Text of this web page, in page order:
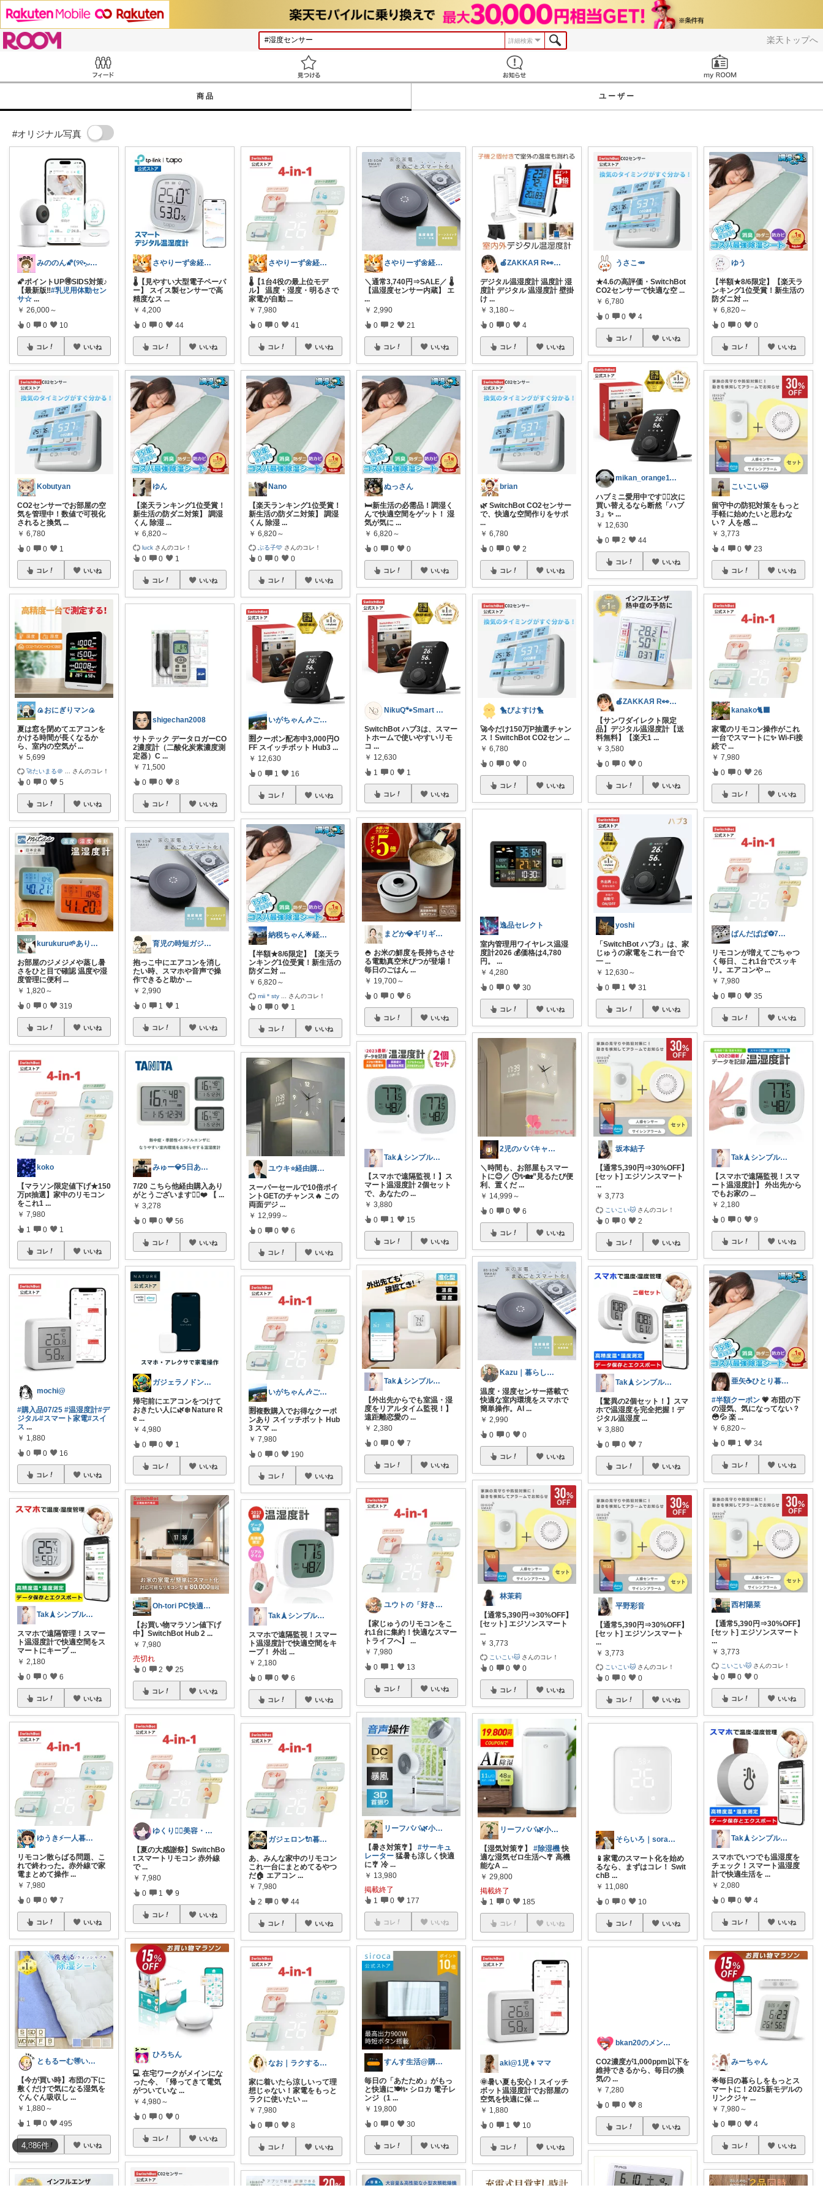
楽天トップへ
詳細検索
商品 ユーザー
#オリジナル写真
4,886件
みののん🌠(୨୧•͈ᴗ•͈)感謝♡
🌠ポイントUP🉐SIDS対策♪
【最新版‼︎#乳児用体動セン
サ☆ ...
￥ 26,000～
0 0 10
コレ いいね
Kobutyan
CO2センサーでお部屋の空
気を管理中！数値で可視化
されると換気 ...
￥ 6,780
0 0 1
コレ いいね
🍙おにぎりマン🍙
夏は窓を閉めてエアコンを
かける時間が長くなるか
ら、室内の空気が ...
￥ 5,699
🚀たいまる＠ さんのコレ！
0 0 5
コレ いいね
kurukuru🌱ありがとうございます
お部屋のジメジメや蒸し暑
さをひと目で確認 温度や湿
度管理に便利 ...
￥ 1,820～
0 0 319
コレ いいね
koko
【マラソン限定値下げ★150
万pt抽選】家中のリモコン
をこれ1 ...
￥ 7,980
1 0 1
コレ いいね
mochi@
#購入品07/25 #温湿度計#デ
ジタル#スマート家電#スイ
ス ...
￥ 1,880
0 0 16
コレ いいね
Tak🗼シンプルで健康的な暮らし
スマホで遠隔管理！スマー
ト温湿度計で快適空間をス
マートにキープ ...
￥ 2,180
0 0 6
コレ いいね
ゆうき⚡一人暮らしのQOL投資
リモコン散らばる問題、こ
れで終わった。赤外線で家
電まとめて操作 ...
￥ 7,980
0 0 7
コレ いいね
ともるーむ🉐いいものみっけ‼️
【今が買い時】布団の下に
敷くだけで気になる湿気を
ぐんぐん吸収し ...
￥ 1,880～
1 0 495
コレ いいね
さやりーず🌼経由購入ありがとう
🌡️【見やすい大型電子ペーパ
ー】 スイス製センサーで高
精度なス ...
￥ 4,200
0 0 44
コレ いいね
ゆん
【楽天ランキング1位受賞！
新生活の防ダニ対策】 調湿
くん 除湿 ...
￥ 6,820～
luck さんのコレ！
0 0 1
コレ いいね
shigechan2008
サトテック データロガーCO
2濃度計（二酸化炭素濃度測
定器）C ...
￥ 71,500
0 0 8
コレ いいね
育児の時短ガジェット
抱っこ中にエアコンを消し
たい時、スマホや音声で操
作できると助か ...
￥ 2,990
0 1 1
コレ いいね
みゅー💎5日ありがとうございます💗
7/20 こちら他経由購入あり
がとうございます🙇‍♀️❤️ 【 ...
￥ 3,278
0 0 56
コレ いいね
ガジェラノドン🦖｜AI・ガジェット
帰宅前にエアコンをつけて
おきたい人に🌿❄️ Nature R
e ...
￥ 4,980
0 0 1
コレ いいね
Oh-tori PC快適空間
【お買い物マラソン値下げ
中】SwitchBot Hub 2...
￥ 7,980
売切れ
0 2 25
コレ いいね
ゆくり🐕‍🦺美容・便利雑貨🤍
【夏の大感謝祭】SwitchBo
t スマートリモコン 赤外線
で ...
￥ 7,980
0 1 9
コレ いいね
ひろちん
💻 在宅ワークがメインにな
った今、「帰ってきて電気
がついていな ...
￥ 4,980～
0 0 0
コレ いいね
さやりーず🌼経由購入ありがとう
🌡️【1台4役の最上位モデ
ル】 温度・湿度・明るさで
家電が自動 ...
￥ 7,980
0 0 41
コレ いいね
Nano
【楽天ランキング1位受賞！
新生活の防ダニ対策】 調湿
くん 除湿 ...
￥ 6,820～
ぶる子🩵 さんのコレ！
0 0 0
コレ いいね
いがちゃん🎶ご購入感謝です🎶
🈹クーポン配布中3,000円O
FF スイッチボット Hub3...
￥ 12,630
0 1 16
コレ いいね
納税ちゃん🌟経由購入★
【半額★8/6限定】【楽天ラ
ンキング1位受賞！新生活の
防ダニ対 ...
￥ 6,820～
mii＊sty さんのコレ！
0 0 1
コレ いいね
ユウキ⭐️経由購入感謝です！
スーパーセールで10倍ポイ
ントGETのチャンス🔥 この
両面デジ ...
￥ 12,999～
0 0 6
コレ いいね
いがちゃん🎶ご購入感謝です🎶
🈹複数購入でお得なクーポ
ンあり スイッチボット Hub
3 スマ ...
￥ 7,980
0 0 190
コレ いいね
Tak🗼シンプルで健康的な暮らし
スマホで遠隔監視！スマー
ト温湿度計で快適空間をキ
ープ！ 外出 ...
￥ 2,180
0 0 6
コレ いいね
ガジェロン🔌暮らし豊かにするガジェット
あ、みんな家中のリモコン
これ一台にまとめてるやつ
だ🏠 エアコン ...
￥ 7,980
2 0 44
コレ いいね
なお｜ラクする暮らしとご褒美
家に着いたら涼しいって理
想じゃない！家電をもっと
ラクに使いたい ...
￥ 7,980
0 0 8
コレ いいね
さやりーず🌼経由購入ありがとう
＼通常3,740円⇒SALE／ 🌡️
【温湿度センサー内蔵】 エ
...
￥ 2,990
0 2 21
コレ いいね
ぬっさん
🛏️新生活の必需品！調湿く
んで快適空間をゲット！ 湿
気が気に ...
￥ 6,820～
0 0 0
コレ いいね
NikuQ🐾Smart Choice
SwitchBot ハブ3は、スマー
トホームで使いやすいリモ
コ ...
￥ 12,630
1 0 1
コレ いいね
まどか💎ギリギリアラサーOL
🍚 お米の鮮度を長持ちさせ
る電動真空米びつが登場！
毎日のごはん ...
￥ 19,700～
0 0 6
コレ いいね
Tak🗼シンプルで健康的な暮らし
【スマホで遠隔監視！】ス
マート温湿度計 2個セット
で、あなたの ...
￥ 3,880
0 1 15
コレ いいね
Tak🗼シンプルで健康的な暮らし
【外出先からでも室温・湿
度をリアルタイム監視！】
遠距離恋愛の ...
￥ 2,380
0 0 7
コレ いいね
ユウトの「好き」をあつめる部屋
【家じゅうのリモコンをこ
れ1台に集約！快適なスマー
トライフへ】
...
￥ 7,980
0 1 13
コレ いいね
リーフパパ🌿小学2年生女の子のパパ
【暑さ対策🎐】#サーキュ
レーター 猛暑も涼しく快適
に🎐 冷 ...
￥ 13,980
掲載終了
1 0 177
コレ いいね
すんす生活@購入感謝🍡
毎日の「あたため」がもっ
と快適に🍽️✨ シロカ 電子レ
ンジ（1 ...
￥ 19,800
0 0 30
コレ いいね
🍎ZAKKAЯ R👀M 経由購入感謝
デジタル温湿度計 温度計 湿
度計 デジタル 温湿度計 壁掛
け...
￥ 3,180～
0 0 4
コレ いいね
brian
🌿 SwitchBot CO2センサー
で、快適な空間作りをサポ
...
￥ 6,780
0 0 2
コレ いいね
🐤ぴよすけ🐤
🚀今だけ150万P抽選チャン
ス！SwitchBot CO2セン ...
￥ 6,780
0 0 0
コレ いいね
逸品セレクト
室内管理用ワイヤレス温湿
度計2026 💰価格は4,780
円。
...
￥ 4,280
0 0 30
コレ いいね
2児のパパキャンパー
＼時間も、お部屋もスマー
トに😊／ 🕒✨🏡”見るたび便
利、置くだ ...
￥ 14,999～
0 0 6
コレ いいね
Kazu｜暮らしを整えるインテリア
温度・湿度センサー搭載で
快適な室内環境をスマホで
簡単操作。Al ...
￥ 2,990
0 0 0
コレ いいね
林茉莉
【通常5,390円⇒30%OFF】
[セット] エジソンスマート
...
￥ 3,773
こいこい🐱 さんのコレ！
0 0 0
コレ いいね
リーフパパ🌿小学2年生女の子のパパ
【湿気対策🎐】#除湿機快
適な湿気ゼロ生活へ🎐 高機
能なA ...
￥ 29,800
掲載終了
1 0 185
コレ いいね
aki@1児👧ママ
🌞暑い夏も安心！スイッチ
ボット温湿度計でお部屋の
空気を快適に保 ...
￥ 1,880
0 1 10
コレ いいね
うさこ🥕
★4.6の高評価・SwitchBot
CO2センサーで快適な空 ...
￥ 6,780
0 0 4
コレ いいね
mikan_orange1113
ハブミニ愛用中です🙋‍♀️次に
買い替えるなら断然「ハブ
3」✨...
￥ 12,630
0 2 44
コレ いいね
🍎ZAKKAЯ R👀M 経由購入感謝
【サンワダイレクト限定
品】デジタル温湿度計【送
料無料】【楽天1 ...
￥ 3,580
0 0 0
コレ いいね
yoshi
「SwitchBot ハブ3」は、家
じゅうの家電をこれ一台で
一 ...
￥ 12,630～
0 1 31
コレ いいね
坂本結子
【通常5,390円⇒30%OFF】
[セット] エジソンスマート
...
￥ 3,773
こいこい🐱 さんのコレ！
0 0 2
コレ いいね
Tak🗼シンプルで健康的な暮らし
【驚異の2個セット！】スマ
ホで温湿度を完全把握！デ
ジタル温湿度 ...
￥ 3,880
0 0 7
コレ いいね
平野彩音
【通常5,390円⇒30%OFF】
[セット] エジソンスマート
...
￥ 3,773
こいこい🐱 さんのコレ！
0 0 0
コレ いいね
そらいろ｜sora_life
📱家電のスマート化を始め
るなら、まずはコレ！ Swit
chB ...
￥ 11,080
0 0 10
コレ いいね
bkan20のメンズライフ応援ROOM
CO2濃度が1,000ppm以下を
維持できるから、毎日の換
気の
...
￥ 7,280
0 0
ゆう
【半額★8/6限定】【楽天ラ
ンキング1位受賞！新生活の
防ダニ対 ...
￥ 6,820～
0 0 0
コレ いいね
こいこい🐱
留守中の防犯対策をもっと
手軽に始めたいと思わな
い？ 人を感 ...
￥ 3,773
4 0 23
コレ いいね
kanako🐈‍⬛
家電のリモコン操作がこれ
一台でスマートに✨ Wi-Fi接
続で ...
￥ 7,980
0 0 26
コレ いいね
ぱんだぱぱ⚽️7日有難うございます
リモコンが増えてごちゃつ
く毎日、これ1台でスッキ
リ。エアコンや ...
￥ 7,980
0 0 35
コレ いいね
Tak🗼シンプルで健康的な暮らし
【スマホで遠隔監視！スマ
ート温湿度計】 外出先から
でもお家の ...
￥ 2,180
0 0 9
コレ いいね
亜矢☕️ひとり暮らしの推しアイテム✨
#半額クーポン 💗 布団の下
の湿気、気になってない？
😳💦 楽 ...
￥ 6,820～
0 1 34
コレ いいね
西村陽菜
【通常5,390円⇒30%OFF】
[セット] エジソンスマート
...
￥ 3,773
こいこい🐱 さんのコレ！
0 0 0
コレ いいね
Tak🗼シンプルで健康的な暮らし
スマホでいつでも温湿度を
チェック！スマート温湿度
計で快適生活を ...
￥ 2,080
0 0 4
コレ いいね
みーちゃん
🌟毎日の暮らしをもっとス
マートに！2025新モデルの
リンクジャ ...
￥ 7,980～
0 0 4
コレ いいね